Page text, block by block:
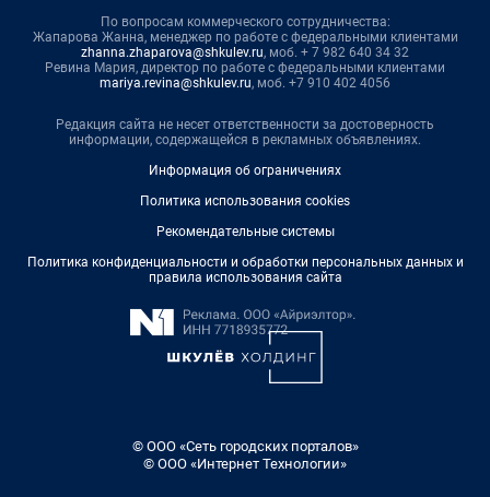
По вопросам коммерческого сотрудничества:
Жапарова Жанна, менеджер по работе с федеральными клиентами
zhanna.zhaparova@shkulev.ru, моб. + 7 982 640 34 32
Ревина Мария, директор по работе с федеральными клиентами
mariya.revina@shkulev.ru, моб. +7 910 402 4056
Редакция сайта не несет ответственности за достоверность
информации, содержащейся в рекламных объявлениях.
Информация об ограничениях
Политика использования cookies
Рекомендательные системы
Политика конфиденциальности и обработки персональных данных и
правила использования сайта
© ООО «Сеть городских порталов»
© ООО «Интернет Технологии»